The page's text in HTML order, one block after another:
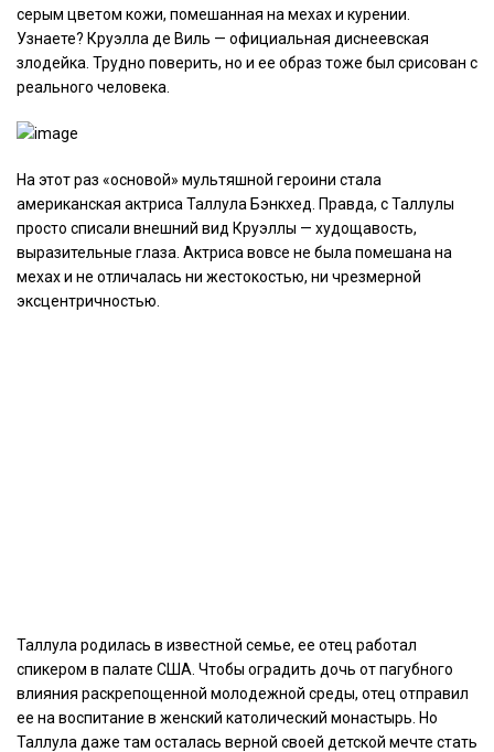
серым цветом кожи, помешанная на мехах и курении.
Узнаете? Круэлла де Виль — официальная диснеевская
злодейка. Трудно поверить, но и ее образ тоже был срисован с
реального человека.
На этот раз «основой» мультяшной героини стала
американская актриса Таллула Бэнкхед. Правда, с Таллулы
просто списали внешний вид Круэллы — худощавость,
выразительные глаза. Актриса вовсе не была помешана на
мехах и не отличалась ни жестокостью, ни чрезмерной
эксцентричностью.
Таллула родилась в известной семье, ее отец работал
спикером в палате США. Чтобы оградить дочь от пагубного
влияния раскрепощенной молодежной среды, отец отправил
ее на воспитание в женский католический монастырь. Но
Таллула даже там осталась верной своей детской мечте стать